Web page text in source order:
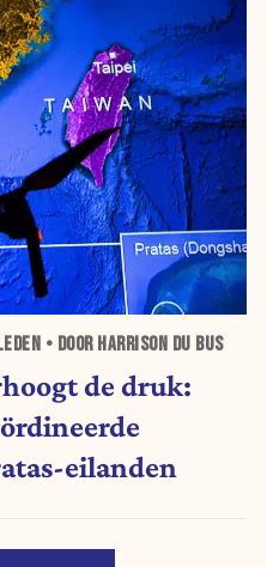
• DOOR HARRISON DU BUS
de druk:
eilanden